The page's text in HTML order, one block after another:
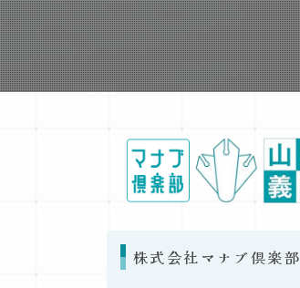
株式会社マナブ倶楽部